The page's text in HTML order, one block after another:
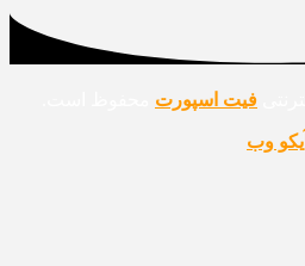
فیت اسپورت
آیکو وب